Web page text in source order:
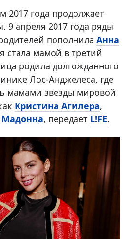
2017 года продолжает
9 апреля 2017 года ряды
пополнила Анна
стала мамой в третий
родила долгожданного
Лос-Анджелеса, где
мамами звезды мировой
Кристина Агилера,
Мадонна, передает L!FE.